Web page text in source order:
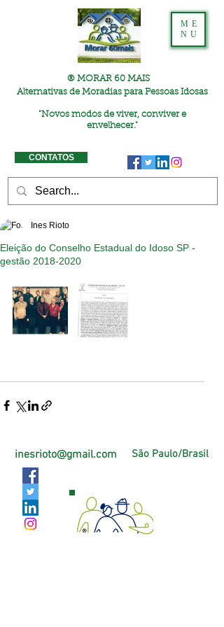
® MORAR 60 MAIS
Alternativas de Moradias para Pessoas Idosas
"Novos modos de viver, conviver e
envelhecer."
ME
NU
CONTATOS
Eleição do Conselho Estadual do Idoso SP -
gestão 2018-2020
Ines Rioto
São Paulo/Brasil
inesrioto@gmail.com